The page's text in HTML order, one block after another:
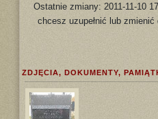
Ostatnie zmiany: 2011-11-10
chcesz uzupełnić lub zmienić
ZDJĘCIA, DOKUMENTY,